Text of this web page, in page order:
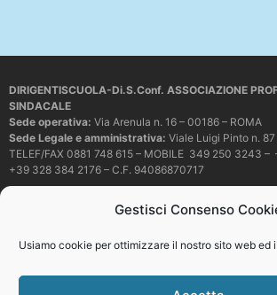
Gestisci Consenso
Usiamo cookie per ottimizzare il nostro sito web ed
DIRIGENTISCUOLA-Di.S.Conf. ASSOCIAZIONE
SINDACALE
Sede operativa: Via Arenula n. 16 – 00186 – ROMA
Sede Legale e amministrativa: Viale Luigi Pinto n. 87
TELEF/FAX 0881 748 615 – MOBILE 349 250 3243 –
+39 328 384 2176 – C.F. 94086870717
dirigentiscuola@pec.it
copiare o riprodurre in alcun modo i contenuti presenti